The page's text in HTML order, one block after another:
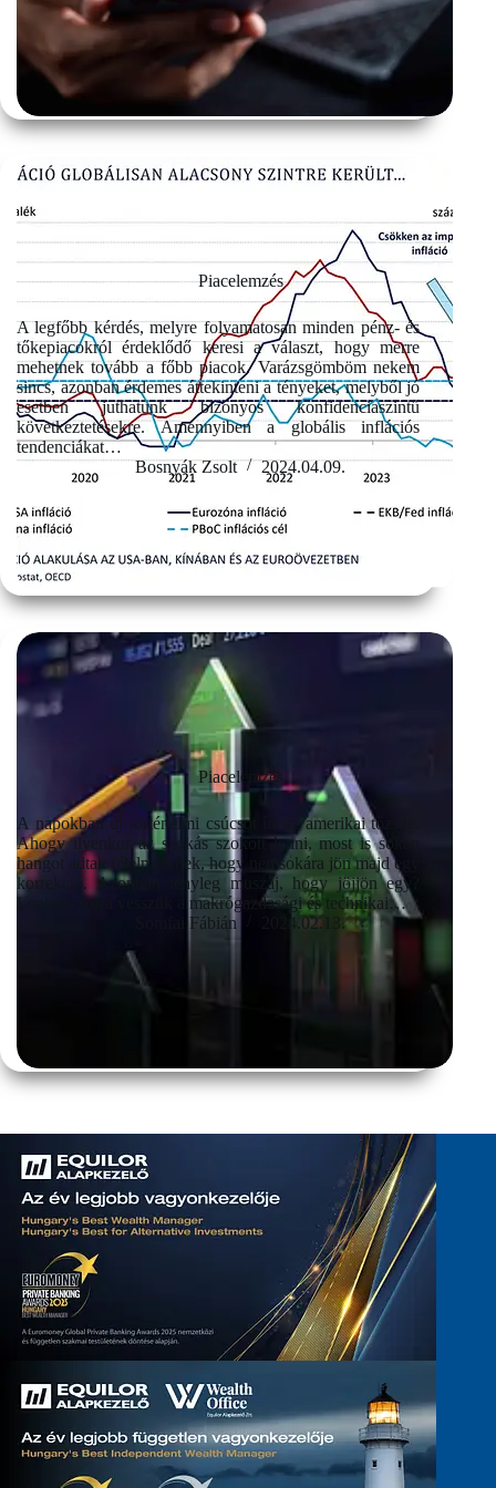
Piacelemzés
A legfőbb kérdés, melyre folyamatosan minden pénz- és
tőkepiacokról érdeklődő keresi a választ, hogy merre
mehetnek tovább a főbb piacok. Varázsgömböm nekem
sincs, azonban érdemes áttekinteni a tényeket, melyből jó
esetben juthatunk bizonyos konfidenciaszintű
következtetésekre. Amennyiben a globális inflációs
tendenciákat…
Bosnyák Zsolt
2024.04.09.
Piacelemzés
A napokban új történelmi csúcsot írt az amerikai tőzsde.
Ahogy ilyenkor az szokás szokott lenni, most is sokan
hangot adtak félelmeiknek, hogy nemsokára jön majd egy
korrekció. Azonban tényleg muszáj, hogy jöjjön egy?
Lentebb sorra vesszük a makrógazdasági és technikai…
Somfai Fábián
2024.02.13.